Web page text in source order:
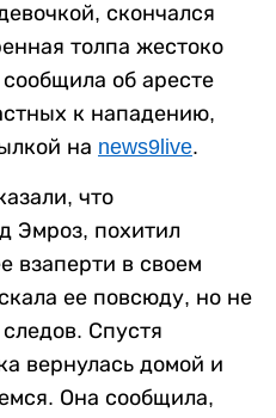
скончался
толпа жестоко
об аресте
к нападению,
на news9live.
что
Эмроз, похитил
взаперти в своем
ее повсюду, но не
Спустя
вернулась домой и
Она сообщила,